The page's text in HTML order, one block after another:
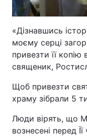
Архів
Контакти
ПОСЛУГИ
Реклама на
Моніторинг
«Дізнавшись
моєму серці
привезти її
священик,
Щоб привезти
храму зібрали 5
Люди вірять, що
вознесені перед